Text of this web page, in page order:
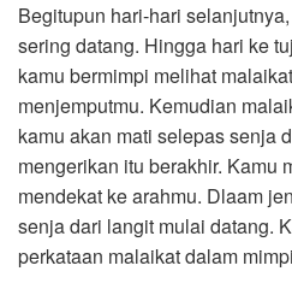
Begitupun hari-hari
sering datang. Hingga hari ke
kamu bermimpi melihat
menjemputmu. Kemudian
kamu akan mati selepas senja
mengerikan itu berakhir. Kamu
mendekat ke arahmu. Dlaam
senja dari langit mulai datang.
perkataan malaikat dalam